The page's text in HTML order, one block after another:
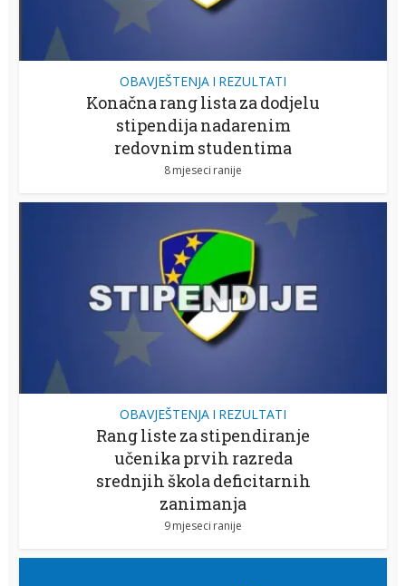
OBAVJEŠTENJA I REZULTATI
Konačna rang lista za dodjelu
stipendija nadarenim
redovnim studentima
8 mjeseci ranije
OBAVJEŠTENJA I REZULTATI
Rang liste za stipendiranje
učenika prvih razreda
srednjih škola deficitarnih
zanimanja
9 mjeseci ranije